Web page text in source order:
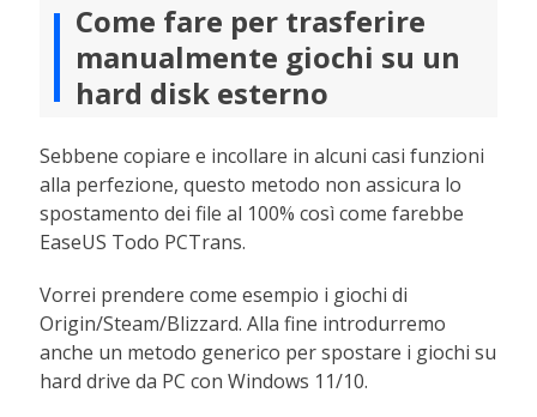
Come fare per trasferire
manualmente giochi su un
hard disk esterno
Sebbene copiare e incollare in alcuni casi funzioni
alla perfezione, questo metodo non assicura lo
spostamento dei file al 100% così come farebbe
EaseUS Todo PCTrans.
Vorrei prendere come esempio i giochi di
Origin/Steam/Blizzard. Alla fine introdurremo
anche un metodo generico per spostare i giochi su
hard drive da PC con Windows 11/10.